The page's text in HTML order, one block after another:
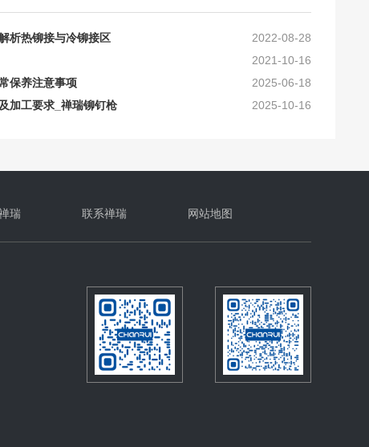
因此，使用后必须清洁和
2021-10-16
2025-06-18
保养注意事项
2025-10-16
加工要求_禅瑞铆钉枪
2024-10-30
及工艺上的要求
瑞 联系禅瑞 网站地图